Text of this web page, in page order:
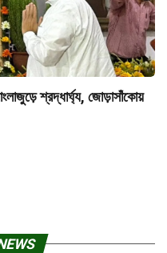
শ্রদ্ধার্ঘ্য, জোড়াসাঁকোয়